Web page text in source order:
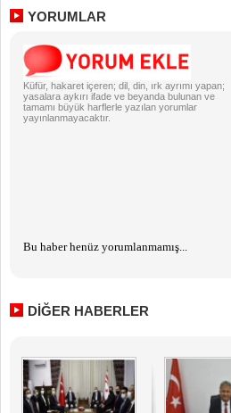
YORUMLAR
Küfür, hakaret içeren; dil, din, ırk ayrımı yapan;
yasalara aykırı ifade ve beyanda bulunan ve
tamamı büyük harflerle yazılan yorumlar
yayınlanmayacaktır.
Bu haber henüz yorumlanmamış...
DİĞER HABERLER